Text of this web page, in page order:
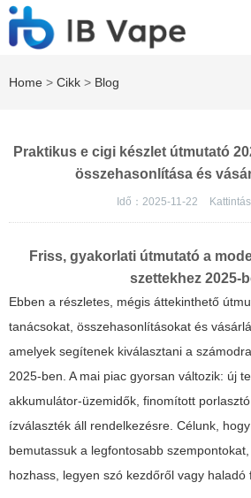
Home > Cikk > Blog
Praktikus e cigi készlet útmutató
összehasonlítása és
Idő：2025-11-22 Kattintás
Friss, gyakorlati útmutató a
szettekhez 2025-
Ebben a részletes, mégis áttekinthető
tanácsokat, összehasonlításokat és
amelyek segítenek kiválasztani a
2025-ben. A mai piac gyorsan változik: új
akkumulátor-üzemidők, finomított
ízválaszték áll rendelkezésre. Célunk,
bemutassuk a legfontosabb
hozhass, legyen szó kezdőről vagy haladó